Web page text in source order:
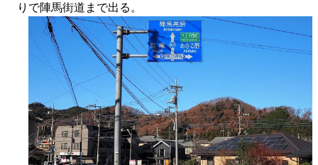
りで陣馬街道まで出る。